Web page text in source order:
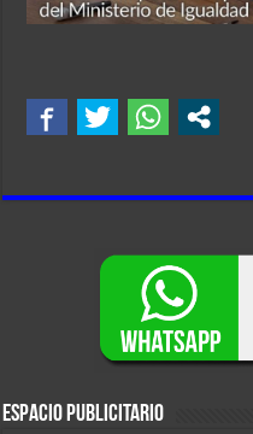
ESPACIO PUBLICITARIO